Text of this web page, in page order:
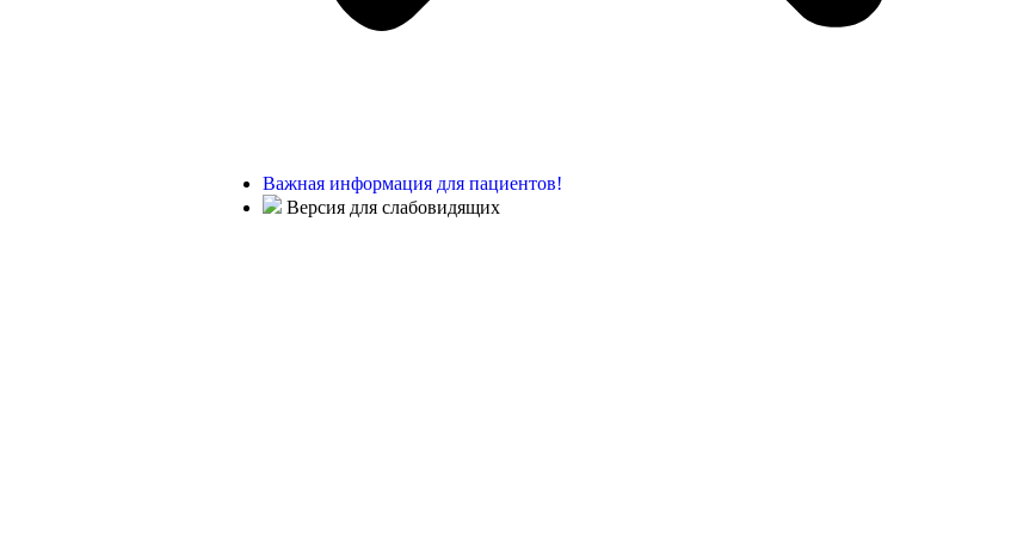
Важная информация для пациентов!
Версия для слабовидящих